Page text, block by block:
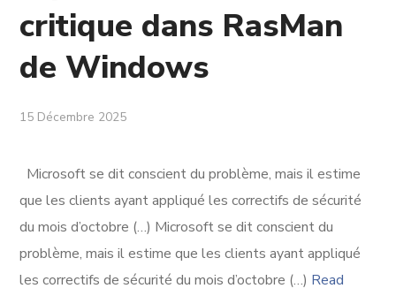
critique dans RasMan
de Windows
15 Décembre 2025
Microsoft se dit conscient du problème, mais il estime
que les clients ayant appliqué les correctifs de sécurité
du mois d’octobre (…) Microsoft se dit conscient du
problème, mais il estime que les clients ayant appliqué
les correctifs de sécurité du mois d’octobre (…) Read